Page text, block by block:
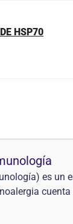
HSP70
es